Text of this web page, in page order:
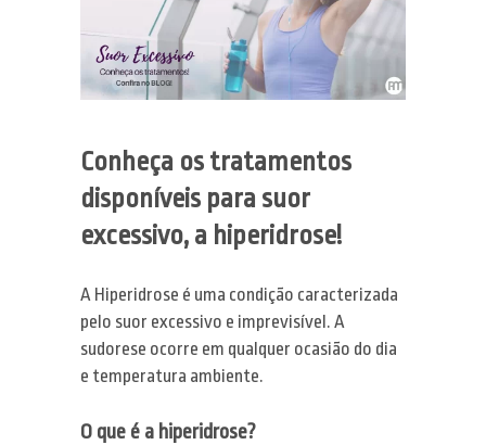
Mídia
Blog
Contato
Laser de Diodo
LED e Bioestimulação
Laser Q-Switched
Conheça os tratamentos
disponíveis para suor
excessivo, a hiperidrose!
A Hiperidrose é uma condição caracterizada
pelo suor excessivo e imprevisível. A
sudorese ocorre em qualquer ocasião do dia
e temperatura ambiente.
O que é a hiperidrose?